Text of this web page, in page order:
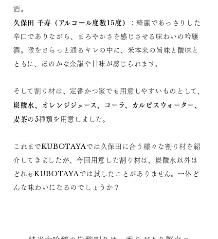
酒。
久保田 千寿（アルコール度数15度）
：綺麗であっさりした
辛口でありながら、まろやかさを感じさせる味わいの吟醸
酒。喉をさらっと通るキレの中に、米本来の旨味と酸味と
ともに、ほのかな余韻や甘味が感じられます。
そして割り材は、定番かつ家でも用意しやすいものとして、
炭酸水、オレンジジュース、コーラ、カルピスウォーター、
麦茶の5種類を用意しました。
これまでKUBOTAYAでは久保田に合う様々な割り材を紹
介してきましたが、今回用意した割り材は、炭酸水以外は
どれもKUBOTAYAでは試したことがありません。一体ど
んな味わいになるのでしょうか？